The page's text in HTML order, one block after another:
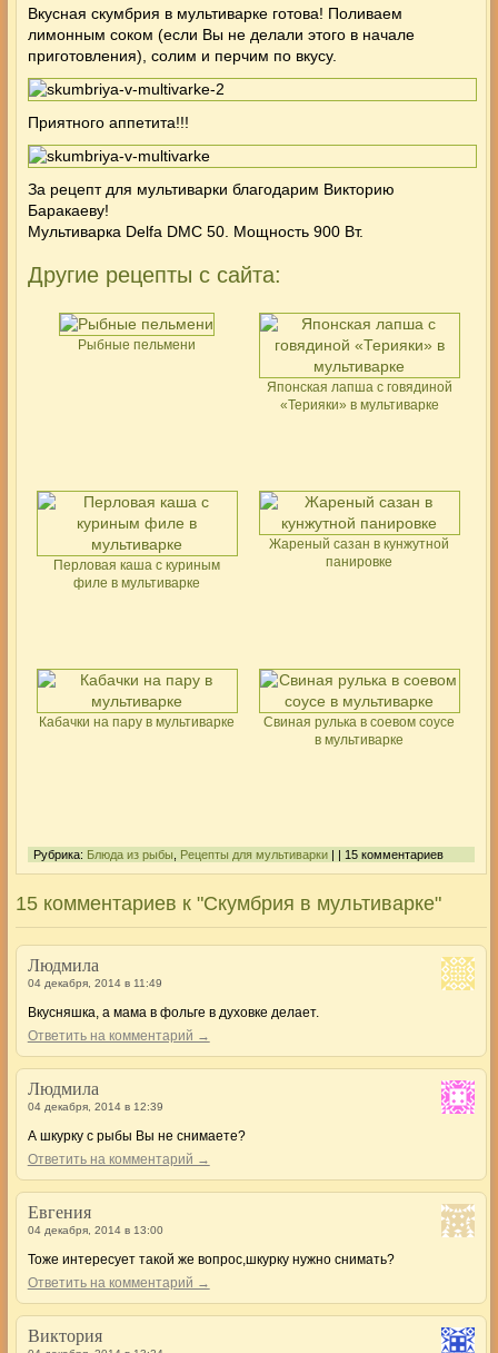
Вкусная скумбрия в мультиварке готова! Поливаем
лимонным соком (если Вы не делали этого в начале
приготовления), солим и перчим по вкусу.
Приятного аппетита!!!
За рецепт для мультиварки благодарим Викторию
Баракаеву!
Мультиварка Delfa DMC 50. Мощность 900 Вт.
Другие рецепты с сайта:
Рыбные пельмени
Японская лапша с говядиной
«Терияки» в мультиварке
Перловая каша с куриным
филе в мультиварке
Жареный сазан в кунжутной
панировке
Кабачки на пару в мультиварке
Свиная рулька в соевом соусе
в мультиварке
Рубрика: Блюда из рыбы Рецепты для мультиварки| | 15 комментариев
15 комментариев к "Скумбрия в мультиварке"
Людмила
04 декабря, 2014 в 11:49
Вкусняшка, а мама в фольге в духовке делает.
Ответить на комментарий →
Людмила
04 декабря, 2014 в 12:39
А шкурку с рыбы Вы не снимаете?
Ответить на комментарий →
Евгения
04 декабря, 2014 в 13:00
Тоже интересует такой же вопрос,шкурку нужно снимать?
Ответить на комментарий →
Виктория